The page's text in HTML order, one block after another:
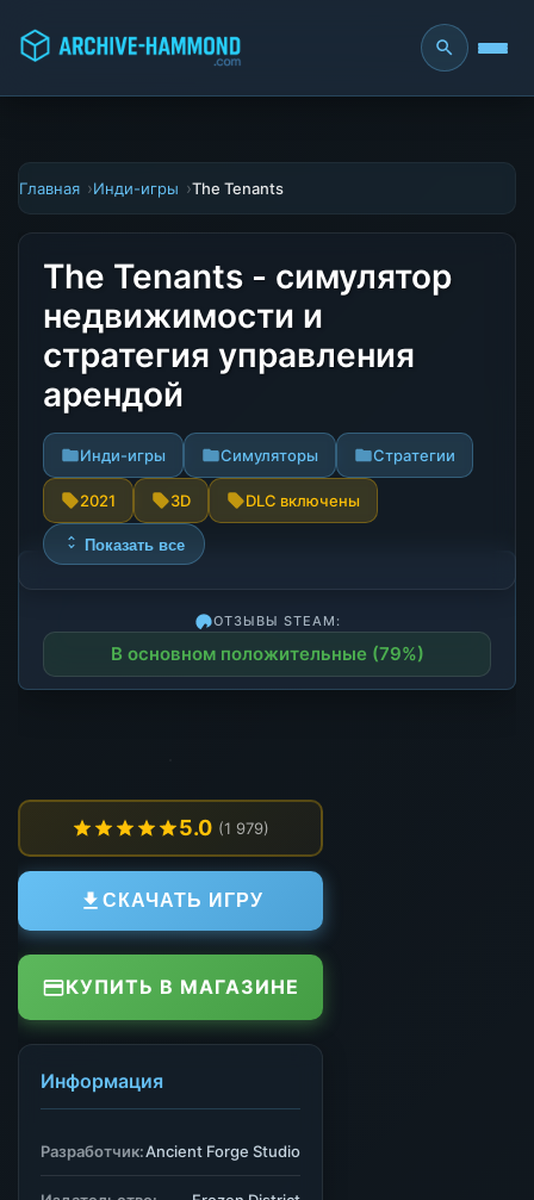
Главная Инди-игры The Tenants
The Tenants - симулятор
недвижимости и
стратегия управления
арендой
Инди-игры Симуляторы Стратегии
2021 3D DLC включены
Показать все
ОТЗЫВЫ STEAM:
В основном положительные (79%)
5.0 (1 979)
СКАЧАТЬ ИГРУ
КУПИТЬ В МАГАЗИНЕ
Информация
Разработчик:Ancient Forge Studio